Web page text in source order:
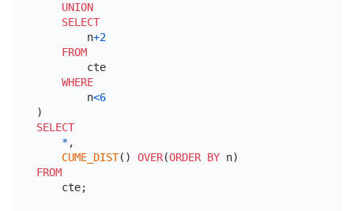
UNION
SELECT
        n
+2
FROM
        cte
WHERE
        n
<6
SELECT
*,
CUME_DIST() OVER(ORDER BY
FROM